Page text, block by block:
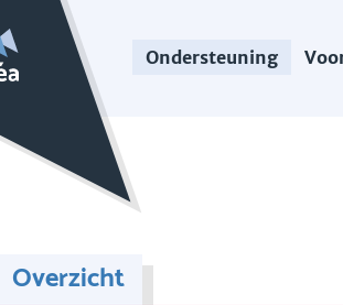
Ondersteuning
Overzicht